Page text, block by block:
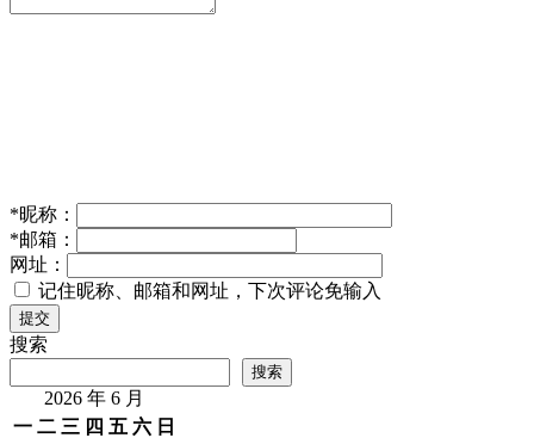
*昵称：
*邮箱：
网址：
记住昵称、邮箱和网址，下次评论免输入
提交
搜索
搜索
2026 年 6 月
一 二 三 四 五 六 日